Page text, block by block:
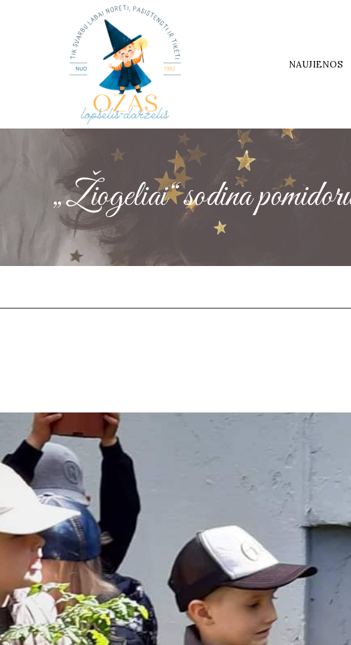
NAUJIENOS
„Žiogeliai“ sodina